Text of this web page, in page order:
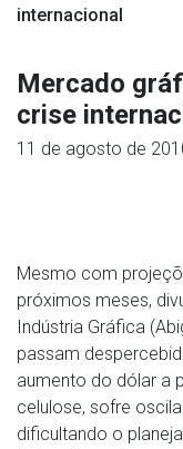
internacional
Mercado
crise
11 de agosto de
Mesmo com
próximos meses,
Indústria Gráfica
passam
aumento do dólar a
celulose, sofre
dificultando o